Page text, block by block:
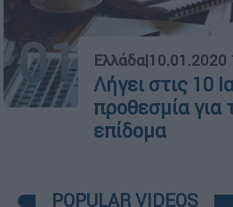
01 Ελλάδα|10.01.2020
Λήγει στις 10
προθεσμία για
επίδομα
POPULAR VIDEOS